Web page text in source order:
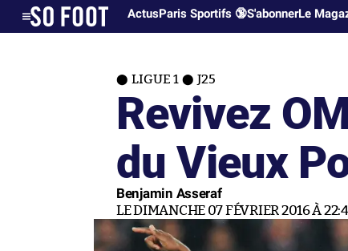
ActusParis Sportifs 🔞S'abonnerLe
LIGUE 1 J25
Revivez
du Vieux
Benjamin Asseraf
LE DIMANCHE 07 FÉVRIER 2016 À